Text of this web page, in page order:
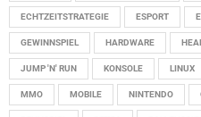
ECHTZEITSTRATEGIE ESPORT
GEWINNSPIEL HARDWARE
JUMP 'N' RUN KONSOLE LINUX
MMO MOBILE NINTENDO